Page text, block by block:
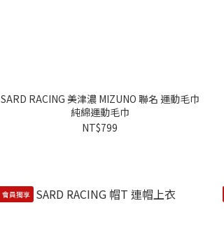
SARD RACING 美津濃 MIZUNO 聯名 運動毛巾
純綿運動毛巾
NT$799
會員獨享